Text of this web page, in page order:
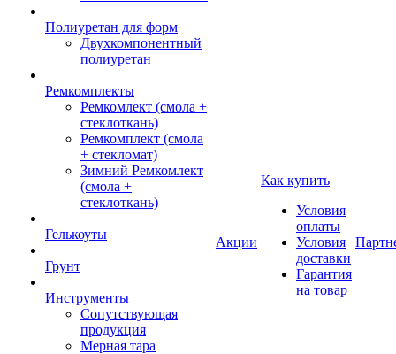
Полиуретан для форм
Двухкомпонентный
полиуретан
Ремкомплекты
Ремкомлект (смола +
стеклоткань)
Ремкомплект (смола
+ стекломат)
Зимний Ремкомлект
(смола +
стеклоткань)
Гелькоуты
Грунт
Инструменты
Сопутствующая
продукция
Мерная тара
Акции
Как купить
Условия
оплаты
Условия
доставки
Гарантия
на товар